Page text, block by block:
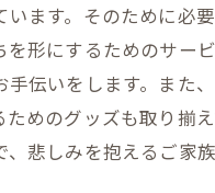
ます。そのために必
形にするためのサー
伝いをします。また
めのグッズも取り揃
悲しみを抱えるご家